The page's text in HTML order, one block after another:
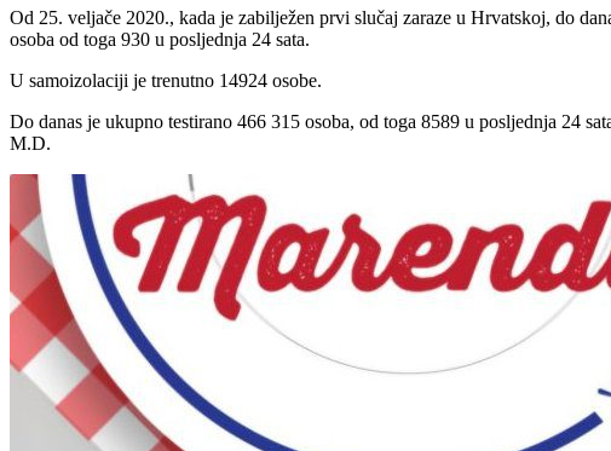
Od 25. veljače 2020., kada je zabilježen prvi slučaj zaraze u Hrvatskoj, do
osoba od toga 930 u posljednja 24 sata.
U samoizolaciji je trenutno 14924 osobe.
Do danas je ukupno testirano 466 315 osoba, od toga 8589 u posljednja 24
M.D.